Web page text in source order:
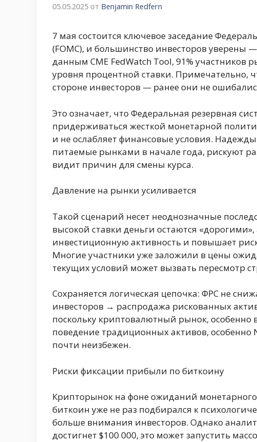
05.05.2025 от Benjamin Redfern
7 мая состоится ключевое заседание
(FOMC), и большинство инвесторов уверены
данным CME FedWatch Tool, 91% участников
уровня процентной ставки. Примечательно,
стороне инвесторов — ранее они не
Это означает, что Федеральная резервная
придерживаться жесткой монетарной
и не ослабляет финансовые условия.
питаемые рынками в начале года, рискуют
видит причин для смены курса.
Давление на рынки усиливается
Такой сценарий несет неоднозначные
высокой ставки деньги остаются
инвестиционную активность и повышает
Многие участники уже заложили в цены
текущих условий может вызвать пересмотр
Сохраняется логическая цепочка: ФРС не
инвесторов → распродажа рискованных
поскольку криптовалютный рынок, особенно
поведение традиционных активов,
почти неизбежен.
Риски фиксации прибыли по биткоину
Крипторынок на фоне ожиданий
биткоин уже не раз подбирался к
больше внимания инвесторов. Однако
достигнет $100 000, это может запустить